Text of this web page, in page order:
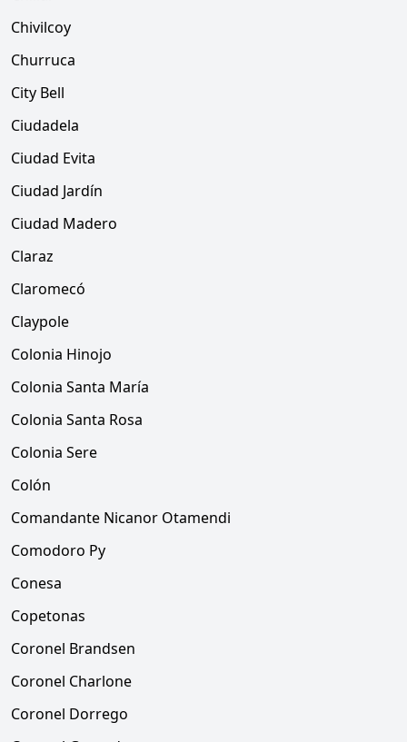
Chivilcoy
Churruca
City Bell
Ciudadela
Ciudad Evita
Ciudad Jardín
Ciudad Madero
Claraz
Claromecó
Claypole
Colonia Hinojo
Colonia Santa María
Colonia Santa Rosa
Colonia Sere
Colón
Comandante Nicanor Otamendi
Comodoro Py
Conesa
Copetonas
Coronel Brandsen
Coronel Charlone
Coronel Dorrego